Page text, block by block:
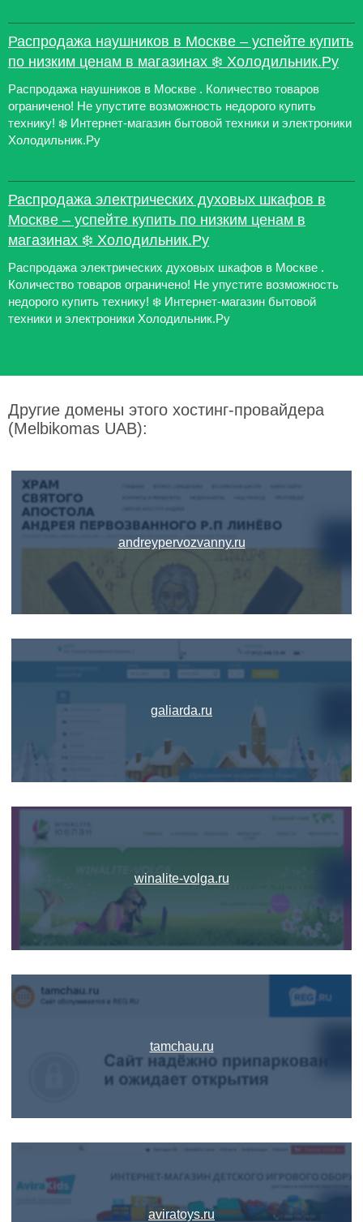
Распродажа наушников в Москве – успейте купить
по низким ценам в магазинах ❄️ Холодильник.Ру
Распродажа наушников в Москве . Количество товаров
ограничено! Не упустите возможность недорого купить
технику! ❄️ Интернет-магазин бытовой техники и электроники
Холодильник.Ру
Распродажа электрических духовых шкафов в
Москве – успейте купить по низким ценам в
магазинах ❄️ Холодильник.Ру
Распродажа электрических духовых шкафов в Москве .
Количество товаров ограничено! Не упустите возможность
недорого купить технику! ❄️ Интернет-магазин бытовой
техники и электроники Холодильник.Ру
Другие домены этого хостинг-провайдера
(Melbikomas UAB):
andreypervozvanny.ru
galiarda.ru
winalite-volga.ru
tamchau.ru
aviratoys.ru